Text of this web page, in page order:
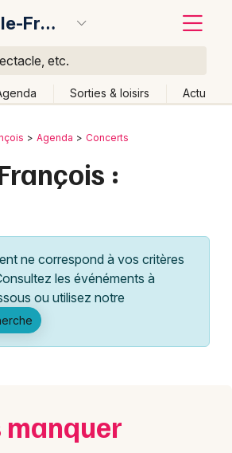
Vitry-le-François
etc.
Sorties & loisirs Actu
Agenda Concerts
:
ne correspond à vos critères
les événéments à
ou utilisez notre
manquer
Partout
Près de moi
Ce week-end Autre